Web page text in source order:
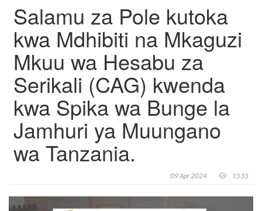
Salamu za Pole kutoka
kwa Mdhibiti na Mkaguzi
Mkuu wa Hesabu za
Serikali (CAG) kwenda
kwa Spika wa Bunge la
Jamhuri ya Muungano
wa Tanzania.
09 Apr 2024 1535